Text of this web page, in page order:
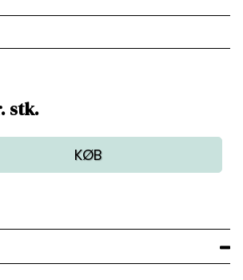
stk.
KØB